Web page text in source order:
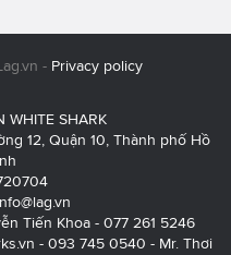
- Privacy policy
WHITE SHARK
12, Quận 10, Thành phố Hồ
Tiến Khoa - 077 261 5246
- 093 745 0540 - Mr. Thơi